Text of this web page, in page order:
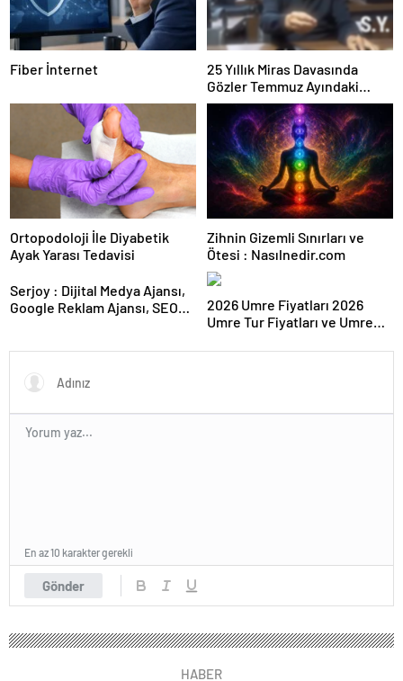
Fiber İnternet
25 Yıllık Miras Davasında
Gözler Temmuz Ayındaki
Karar Duruşmasına Çevrildi
Ortopodoloji İle Diyabetik
Ayak Yarası Tedavisi
Zihnin Gizemli Sınırları ve
Ötesi : Nasılnedir.com
Serjoy : Dijital Medya Ajansı,
Google Reklam Ajansı, SEO
2026 Umre Fiyatları 2026
Umre Tur Fiyatları ve Umre
Gönder
En az 10 karakter gerekli
HABER